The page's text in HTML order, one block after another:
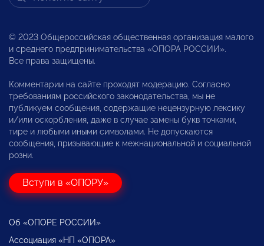
© 2023 Общероссийская общественная организация малого
и среднего предпринимательства «ОПОРА РОССИИ».
Все права защищены.
Комментарии на сайте проходят модерацию. Согласно
требованиям российского законодательства, мы не
публикуем сообщения, содержащие нецензурную лексику
и/или оскорбления, даже в случае замены букв точками,
тире и любыми иными символами. Не допускаются
сообщения, призывающие к межнациональной и социальной
розни.
Вступи в «ОПОРУ»
Об «ОПОРЕ РОССИИ»
Ассоциация «НП «ОПОРА»